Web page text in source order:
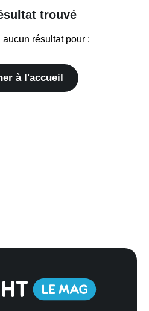
trouvé
résultat pour :
à l'accueil